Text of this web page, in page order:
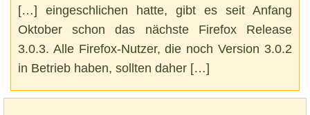
[…] eingeschlichen hatte, gibt es seit Anfang
Oktober schon das nächste Firefox Release
3.0.3. Alle Firefox-Nutzer, die noch Version 3.0.2
in Betrieb haben, sollten daher […]